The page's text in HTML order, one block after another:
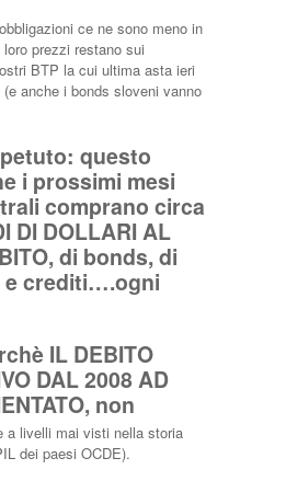
ce ne sono meno in
prezzi restano sui
BTP la cui ultima asta ieri
anche i bonds sloveni vanno
questo
i prossimi mesi
comprano circa
DI DOLLARI AL
di bonds, di
e crediti….ogni
IL DEBITO
DAL 2008 AD
non
a livelli mai visti nella storia
dei paesi OCDE).